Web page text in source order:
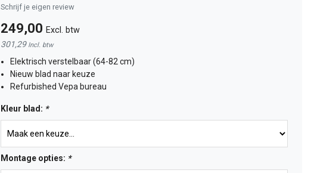
Schrijf je eigen review
249,00 Excl. btw
301,29 Incl. btw
Elektrisch verstelbaar (64-82 cm)
Nieuw blad naar keuze
Refurbished Vepa bureau
Kleur blad: *
Montage opties: *